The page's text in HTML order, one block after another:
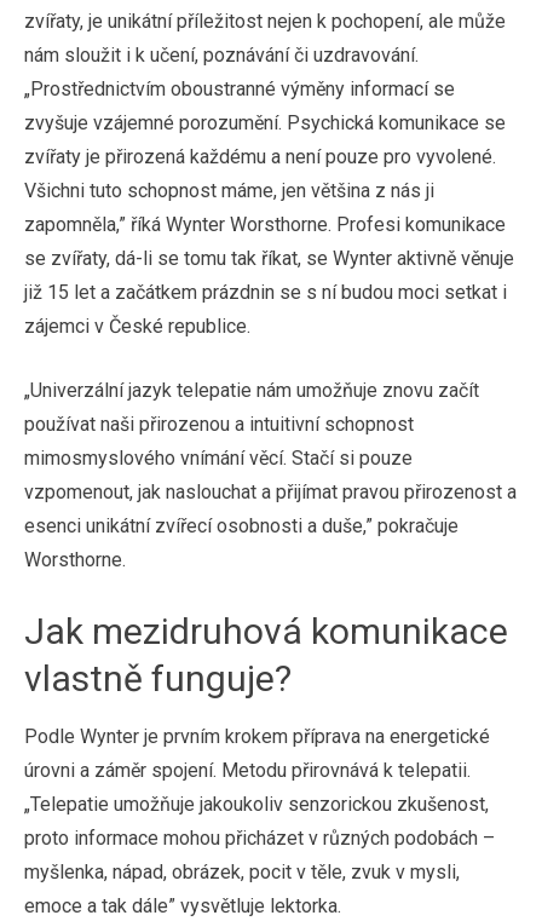
zvířaty, je unikátní příležitost nejen k pochopení, ale může
nám sloužit i k učení, poznávání či uzdravování.
„Prostřednictvím oboustranné výměny informací se
zvyšuje vzájemné porozumění. Psychická komunikace se
zvířaty je přirozená každému a není pouze pro vyvolené.
Všichni tuto schopnost máme, jen většina z nás ji
zapomněla,” říká Wynter Worsthorne. Profesi komunikace
se zvířaty, dá-li se tomu tak říkat, se Wynter aktivně věnuje
již 15 let a začátkem prázdnin se s ní budou moci setkat i
zájemci v České republice.
„Univerzální jazyk telepatie nám umožňuje znovu začít
používat naši přirozenou a intuitivní schopnost
mimosmyslového vnímání věcí. Stačí si pouze
vzpomenout, jak naslouchat a přijímat pravou přirozenost a
esenci unikátní zvířecí osobnosti a duše,” pokračuje
Worsthorne.
Jak mezidruhová komunikace
vlastně funguje?
Podle Wynter je prvním krokem příprava na energetické
úrovni a záměr spojení. Metodu přirovnává k telepatii.
„Telepatie umožňuje jakoukoliv senzorickou zkušenost,
proto informace mohou přicházet v různých podobách –
myšlenka, nápad, obrázek, pocit v těle, zvuk v mysli,
emoce a tak dále” vysvětluje lektorka.